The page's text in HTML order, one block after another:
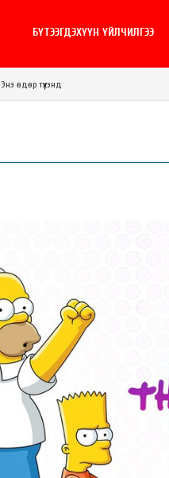
БҮТЭЭГДЭХҮҮН ҮЙЛЧИЛГЭЭ
Энэ өдөр түүхэнд